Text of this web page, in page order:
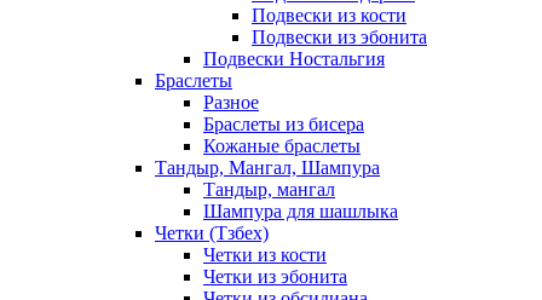
Подвески из кости
Подвески из эбонита
Подвески Ностальгия
Браслеты
Разное
Браслеты из бисера
Кожаные браслеты
Тандыр, Мангал, Шампура
Тандыр, мангал
Шампура для шашлыка
Четки (Тзбех)
Четки из кости
Четки из эбонита